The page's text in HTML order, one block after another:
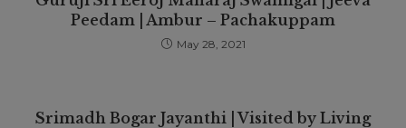
Peedam | Ambur – Pachakuppam
May 28, 2021
Srimadh Bogar Jayanthi | Visited by Living